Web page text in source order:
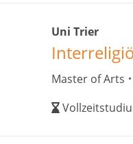
Uni Trier
Master of Arts